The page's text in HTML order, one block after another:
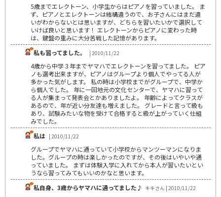
5歳までエレクトーン、小学生からはピアノを習っていました。 ま
ず、ピアノとエレクトーンは結構違うので、お子さんにはまだ違
いがわからないとは思いますが、どちらを習いたいかで選択して
いけば良いと思います！ エレクトーンからピアノに変わった時
は、鍵盤の重みに大分苦戦した記憶があります。
私も習ってました。
| 2010/11/22
4歳から中学３年までヤマハでエレクトーンを習ってました。 ピア
ノも選考出来ますが、ピアノはグループより個人でやってる人が
多かった気がします。 私の時は小学校までがグループで、中学か
ら個人でした。 年に一回地元の文化センターで、ヤマハに習って
る人が集まって発表会とかありましたよ。 年齢によってクラスが
あるので、年が近い分友達も増えました。 グレードと言って級も
あり、試験みたいな物を受けて合格すると級が上がっていく仕組
みでした。
私は | 2010/11/22
グループでヤマハに通っていて小学校からマンツーマンになりま
した。グループの時は楽しかったのですが、その後はいやいや通
っていました。 まずは体験入学に入れてから本人が習いたいとい
うなら習ってみてもいいのかなと思います。
私自身、3歳からヤマハに通ってました♪ キキさん | 2010/11/22